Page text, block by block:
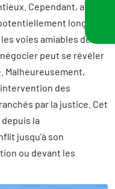
Cependant, avant
longues
voies amiables de
peut se révéler
Malheureusement,
des
par la justice. Cet
la
jusqu'à son
ou devant les